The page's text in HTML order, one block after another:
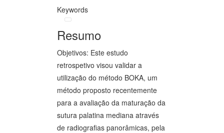
Keywords
Resumo
Objetivos: Este estudo
retrospetivo visou validar a
utilização do método BOKA, um
método proposto recentemente
para a avaliação da maturação da
sutura palatina mediana através
de radiografias panorâmicas, pela